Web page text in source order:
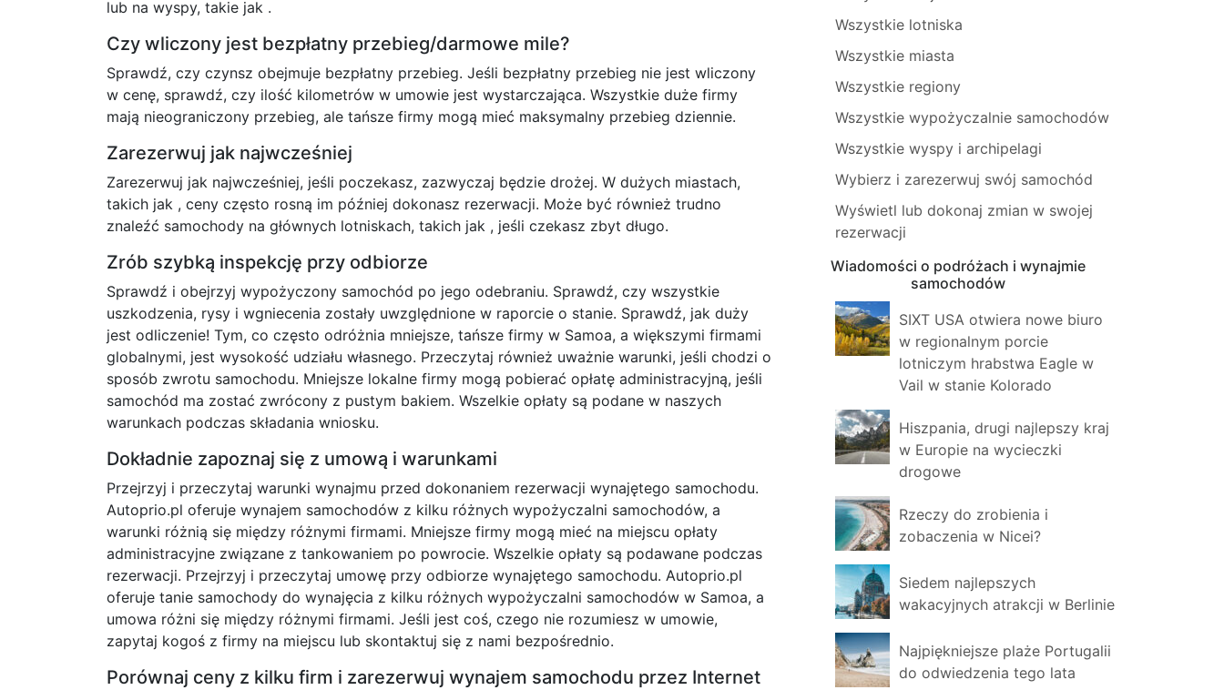
lub na wyspy, takie jak .
Czy wliczony jest bezpłatny przebieg/darmowe mile?
Sprawdź, czy czynsz obejmuje bezpłatny przebieg. Jeśli bezpłatny przebieg nie jest wliczony
w cenę, sprawdź, czy ilość kilometrów w umowie jest wystarczająca. Wszystkie duże firmy
mają nieograniczony przebieg, ale tańsze firmy mogą mieć maksymalny przebieg dziennie.
Zarezerwuj jak najwcześniej
Zarezerwuj jak najwcześniej, jeśli poczekasz, zazwyczaj będzie drożej. W dużych miastach,
takich jak , ceny często rosną im później dokonasz rezerwacji. Może być również trudno
znaleźć samochody na głównych lotniskach, takich jak , jeśli czekasz zbyt długo.
Zrób szybką inspekcję przy odbiorze
Sprawdź i obejrzyj wypożyczony samochód po jego odebraniu. Sprawdź, czy wszystkie
uszkodzenia, rysy i wgniecenia zostały uwzględnione w raporcie o stanie. Sprawdź, jak duży
jest odliczenie! Tym, co często odróżnia mniejsze, tańsze firmy w Samoa, a większymi firmami
globalnymi, jest wysokość udziału własnego. Przeczytaj również uważnie warunki, jeśli chodzi o
sposób zwrotu samochodu. Mniejsze lokalne firmy mogą pobierać opłatę administracyjną, jeśli
samochód ma zostać zwrócony z pustym bakiem. Wszelkie opłaty są podane w naszych
warunkach podczas składania wniosku.
Dokładnie zapoznaj się z umową i warunkami
Przejrzyj i przeczytaj warunki wynajmu przed dokonaniem rezerwacji wynajętego samochodu.
Autoprio.pl oferuje wynajem samochodów z kilku różnych wypożyczalni samochodów, a
warunki różnią się między różnymi firmami. Mniejsze firmy mogą mieć na miejscu opłaty
administracyjne związane z tankowaniem po powrocie. Wszelkie opłaty są podawane podczas
rezerwacji. Przejrzyj i przeczytaj umowę przy odbiorze wynajętego samochodu. Autoprio.pl
oferuje tanie samochody do wynajęcia z kilku różnych wypożyczalni samochodów w Samoa, a
umowa różni się między różnymi firmami. Jeśli jest coś, czego nie rozumiesz w umowie,
zapytaj kogoś z firmy na miejscu lub skontaktuj się z nami bezpośrednio.
Porównaj ceny z kilku firm i zarezerwuj wynajem samochodu przez Internet
Wszystkie lotniska
Wszystkie miasta
Wszystkie regiony
Wszystkie wypożyczalnie samochodów
Wszystkie wyspy i archipelagi
Wybierz i zarezerwuj swój samochód
Wyświetl lub dokonaj zmian w swojej
rezerwacji
Wiadomości o podróżach i wynajmie
samochodów
SIXT USA otwiera nowe biuro
w regionalnym porcie
lotniczym hrabstwa Eagle w
Vail w stanie Kolorado
Hiszpania, drugi najlepszy kraj
w Europie na wycieczki
drogowe
Rzeczy do zrobienia i
zobaczenia w Nicei?
Siedem najlepszych
wakacyjnych atrakcji w Berlinie
Najpiękniejsze plaże Portugalii
do odwiedzenia tego lata